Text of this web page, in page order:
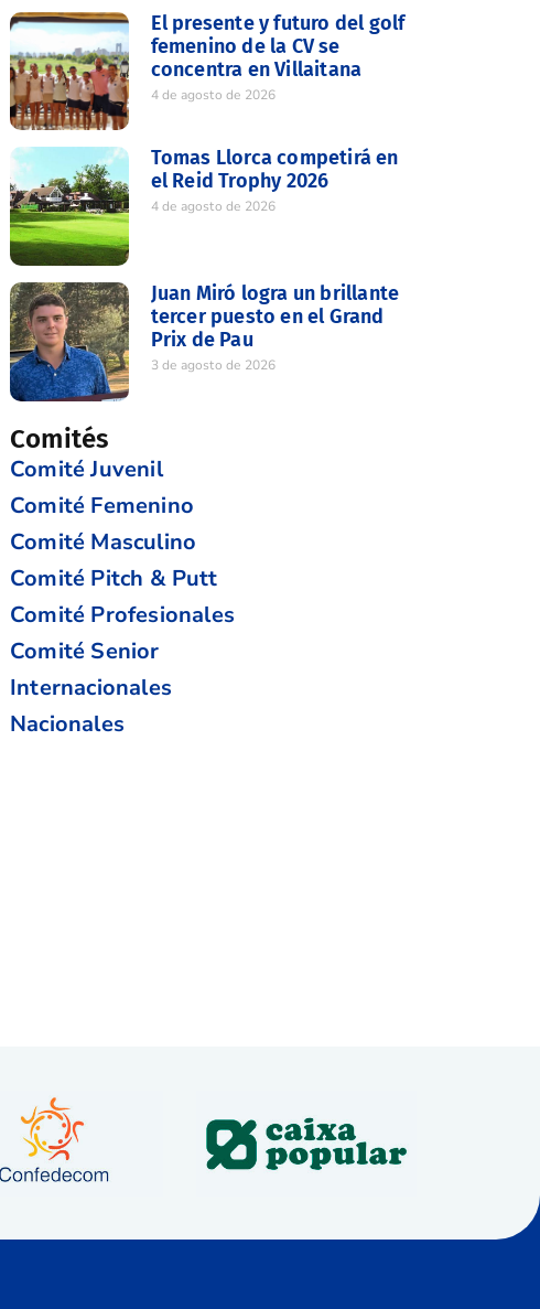
El presente y futuro del golf
femenino de la CV se
concentra en Villaitana
4 de agosto de 2026
Tomas Llorca competirá en
el Reid Trophy 2026
4 de agosto de 2026
Juan Miró logra un brillante
tercer puesto en el Grand
Prix de Pau
3 de agosto de 2026
Comités
Comité Juvenil
Comité Femenino
Comité Masculino
Comité Pitch & Putt
Comité Profesionales
Comité Senior
Internacionales
Nacionales